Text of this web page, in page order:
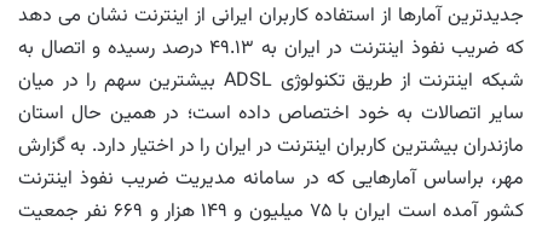
جدیدترین آمارها از استفاده کاربران ایرانی از اینترنت نشان می دهد
که ضریب نفوذ اینترنت در ایران به ۴۹.۱۳ درصد رسیده و اتصال به
شبکه اینترنت از طریق تکنولوژی ADSL بیشترین سهم را در میان
سایر اتصالات به خود اختصاص داده است؛ در همین حال استان
مازندران بیشترین کاربران اینترنت در ایران را در اختیار دارد. به گزارش
مهر، براساس آمارهایی که در سامانه مدیریت ضریب نفوذ اینترنت
کشور آمده است ایران با ۷۵ میلیون و ۱۴۹ هزار و ۶۶۹ نفر جمعیت